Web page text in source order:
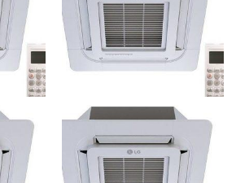
Add to
Wishlist
Add to
Wishlist